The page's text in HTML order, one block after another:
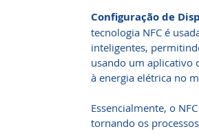
Configuração de
tecnologia NFC é
inteligentes,
usando um aplicativo
à energia elétrica no
Essencialmente, o
tornando os